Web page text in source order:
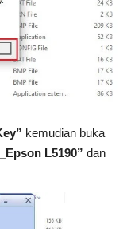
kemudian buka
L5190” dan